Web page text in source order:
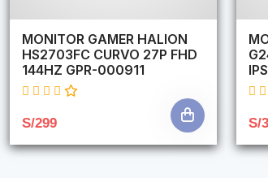
MONITOR GAMER HALION
HS2703FC CURVO 27P FHD
144HZ GPR-000911
S/299 S/